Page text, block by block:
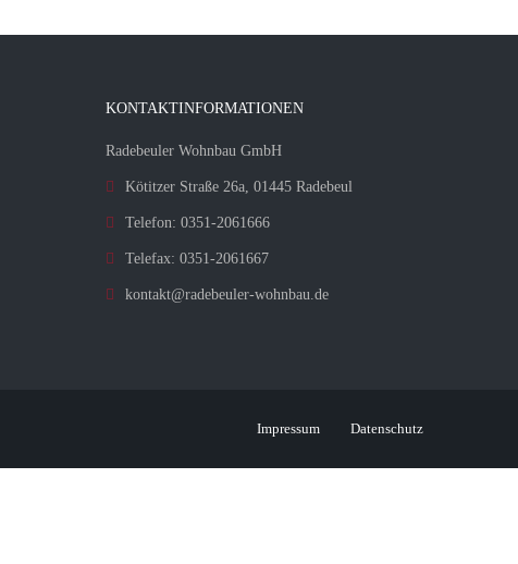
KONTAKTINFORMATIONEN
Radebeuler Wohnbau GmbH
Kötitzer Straße 26a, 01445 Radebeul
Telefon: 0351-2061666
Telefax: 0351-2061667
kontakt@radebeuler-wohnbau.de
Impressum Datenschutz